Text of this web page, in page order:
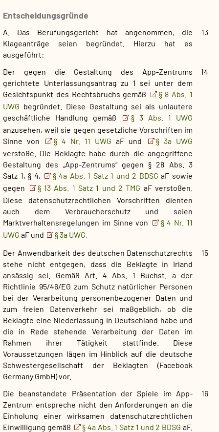
Entscheidungsgründe
13
A. Das Berufungsgericht hat angenommen, die
Klageanträge seien begründet. Hierzu hat es
ausgeführt:
14
Der gegen die Gestaltung des App-Zentrums
gerichtete Unterlassungsantrag zu 1 sei unter dem
Gesichtspunkt des Rechtsbruchs gemäß
§ 8 Abs. 1
UWG begründet. Diese Gestaltung sei als unlautere
geschäftliche Handlung gemäß
§ 3 Abs. 1 UWG
anzusehen, weil sie gegen gesetzliche Vorschriften im
Sinne von
§ 4 Nr. 11 UWGaF und
§ 3a UWG
verstoße. Die Beklagte habe durch die angegriffene
Gestaltung des „App-Zentrums“ gegen § 28 Abs. 3
Satz 1, § 4,
§ 4a Abs. 1 Satz 1 und 2 BDSGaF sowie
gegen
§ 13 Abs. 1 Satz 1 und 2 TMG aF verstoßen.
Diese datenschutzrechtlichen Vorschriften dienten
auch dem Verbraucherschutz und seien
Marktverhaltensregelungen im Sinne von
§ 4 Nr. 11
UWG aF und
§ 3a UWG.
15
Der Anwendbarkeit des deutschen Datenschutzrechts
stehe nicht entgegen, dass die Beklagte in Irland
ansässig sei. Gemäß Art. 4 Abs. 1 Buchst. a der
Richtlinie 95/46/EG zum Schutz natürlicher Personen
bei der Verarbeitung personenbezogener Daten und
zum freien Datenverkehr sei maßgeblich, ob die
Beklagte eine Niederlassung in Deutschland habe und
die in Rede stehende Verarbeitung der Daten im
Rahmen ihrer Tätigkeit stattfinde. Diese
Voraussetzungen lägen im Hinblick auf die deutsche
Schwestergesellschaft der Beklagten (Facebook
Germany GmbH) vor.
16
Die beanstandete Präsentation der Spiele im App-
Zentrum entspreche nicht den Anforderungen an die
Einholung einer wirksamen datenschutzrechtlichen
Einwilligung gemäß
§ 4a Abs. 1 Satz 1 und 2 BDSGaF.